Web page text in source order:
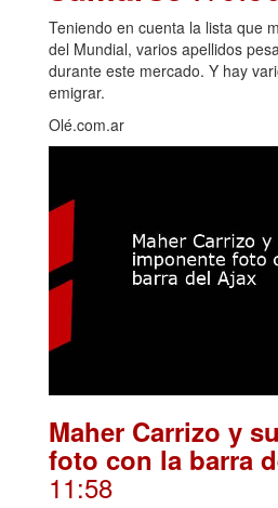
Teniendo en cuenta la lista que
del Mundial, varios apellidos
durante este mercado. Y hay
emigrar.
Olé.com.ar
Maher Carrizo y
foto con la barra
11:58